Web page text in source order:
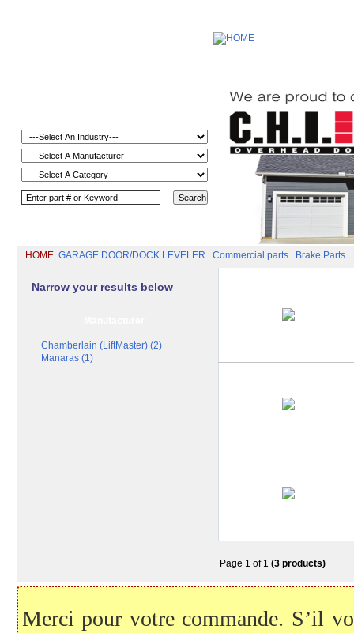
HOME GARAGE DOOR/DOCK LEVELER Commercial parts Brake Parts
Narrow your results below
Chamberlain (LiftMaster) (2)
Manaras (1)
Page 1 of 1 (3 products)
Merci pour votre commande. S’il